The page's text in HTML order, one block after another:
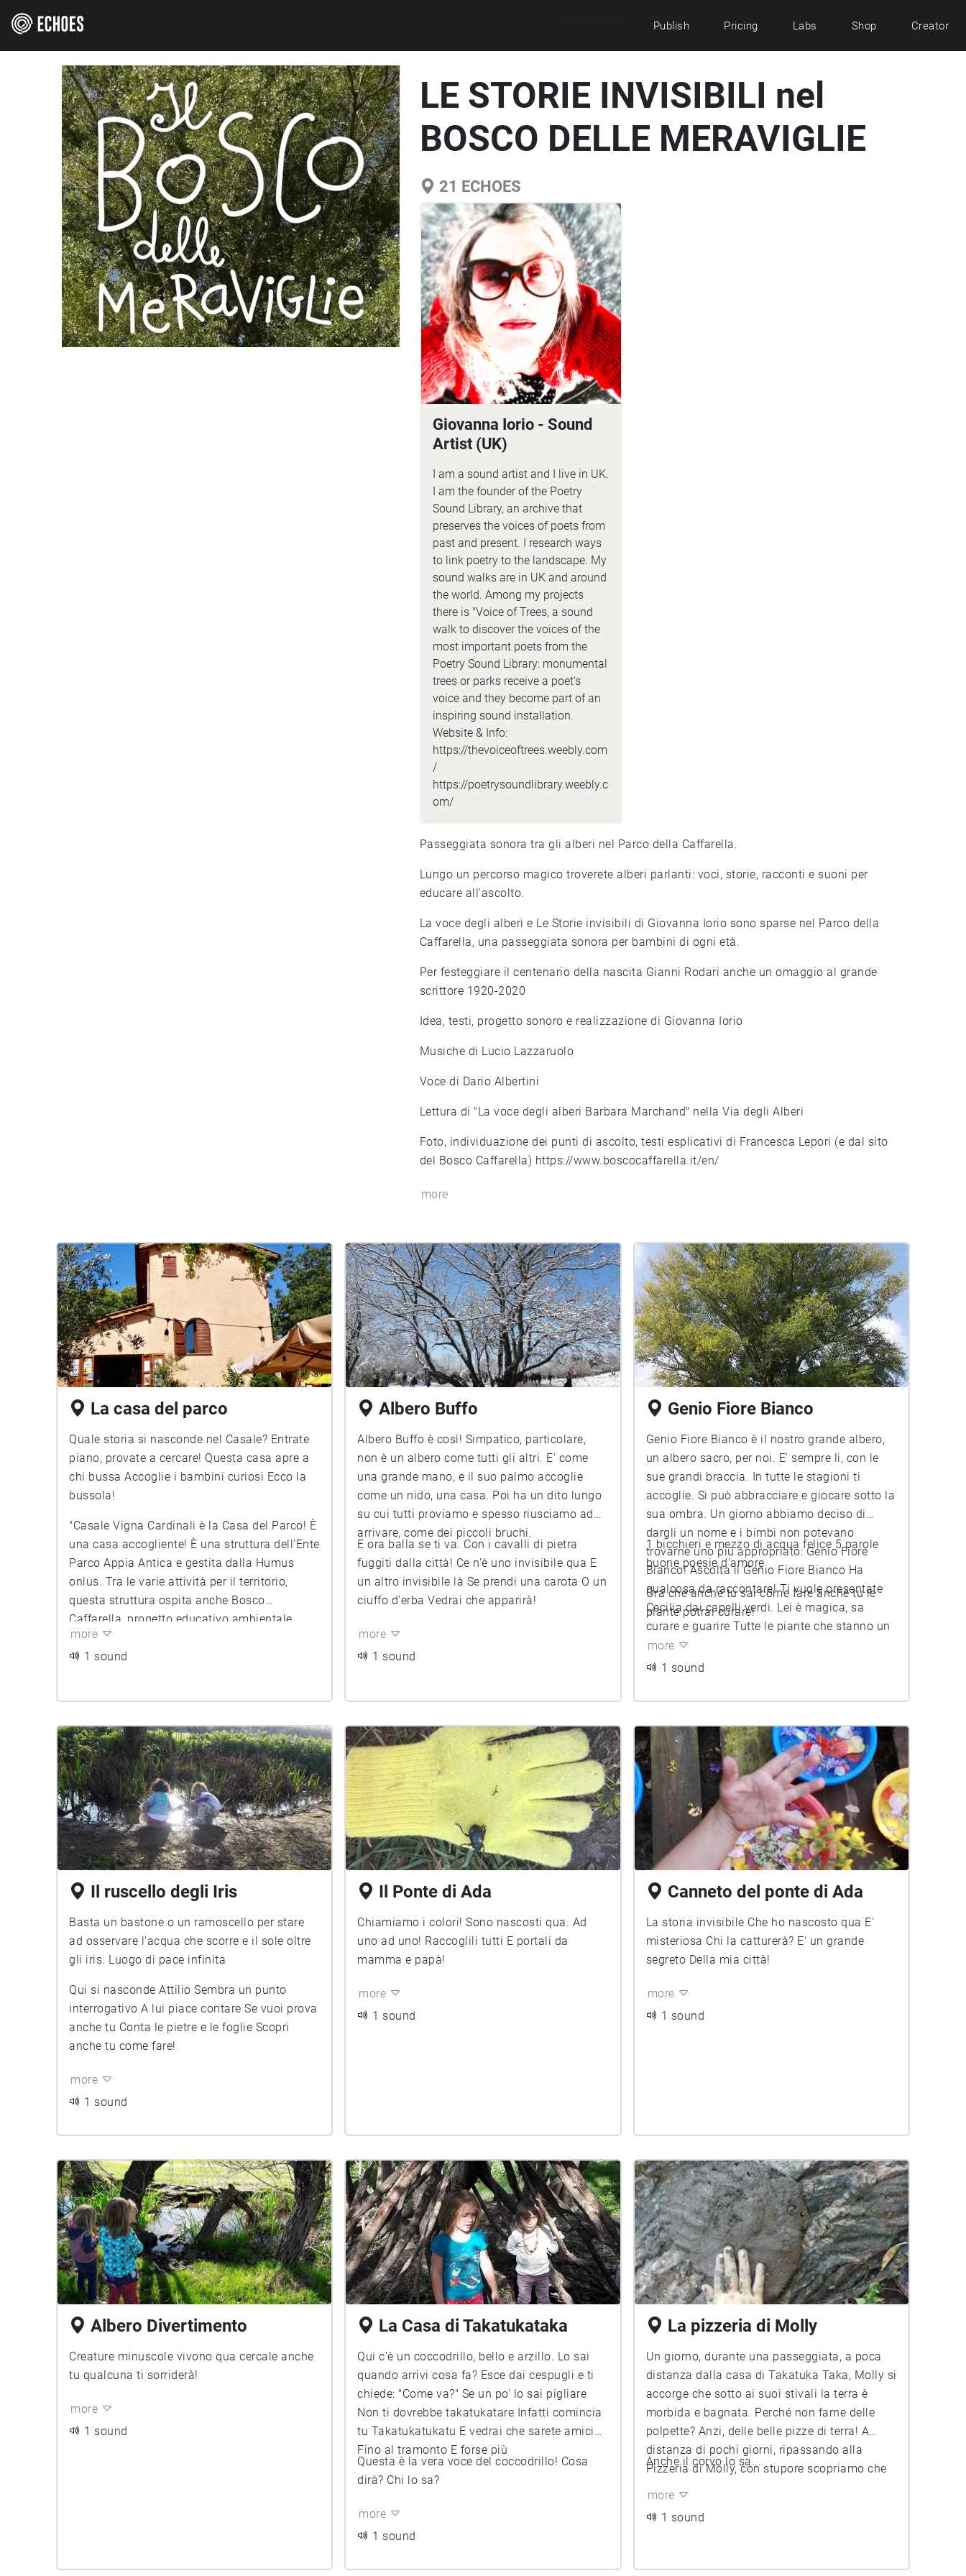
Publish Pricing Labs Shop Creator
LE STORIE INVISIBILI nel
BOSCO DELLE MERAVIGLIE
21 ECHOES
Giovanna Iorio - Sound
Artist (UK)
I am a sound artist and I live in UK.
I am the founder of the Poetry
Sound Library, an archive that
preserves the voices of poets from
past and present. I research ways
to link poetry to the landscape. My
sound walks are in UK and around
the world. Among my projects
there is "Voice of Trees, a sound
walk to discover the voices of the
most important poets from the
Poetry Sound Library: monumental
trees or parks receive a poet's
voice and they become part of an
inspiring sound installation.
Website & Info:
https://thevoiceoftrees.weebly.com
/
https://poetrysoundlibrary.weebly.c
om/
Passeggiata sonora tra gli alberi nel Parco della Caffarella.
Lungo un percorso magico troverete alberi parlanti: voci, storie, racconti e suoni per
educare all'ascolto.
La voce degli alberi e Le Storie invisibili di Giovanna Iorio sono sparse nel Parco della
Caffarella, una passeggiata sonora per bambini di ogni età.
Per festeggiare il centenario della nascita Gianni Rodari anche un omaggio al grande
scrittore 1920-2020
Idea, testi, progetto sonoro e realizzazione di Giovanna Iorio
Musiche di Lucio Lazzaruolo
Voce di Dario Albertini
Lettura di "La voce degli alberi Barbara Marchand" nella Via degli Alberi
Foto, individuazione dei punti di ascolto, testi esplicativi di Francesca Lepori (e dal sito
del Bosco Caffarella) https://www.boscocaffarella.it/en/
more
La casa del parco
Quale storia si nasconde nel Casale? Entrate
piano, provate a cercare! Questa casa apre a
chi bussa Accoglie i bambini curiosi Ecco la
bussola!
"Casale Vigna Cardinali è la Casa del Parco! È
una casa accogliente! È una struttura dell'Ente
Parco Appia Antica e gestita dalla Humus
onlus. Tra le varie attività per il territorio,
questa struttura ospita anche Bosco
Caffarella, progetto educativo ambientale
outdoor per bambini e bambine dai 3 ai 6
anni.
more
1 sound
Albero Buffo
Albero Buffo è così! Simpatico, particolare,
non è un albero come tutti gli altri. E' come
una grande mano, e il suo palmo accoglie
come un nido, una casa. Poi ha un dito lungo
su cui tutti proviamo e spesso riusciamo ad
arrivare, come dei piccoli bruchi.
E ora balla se ti va. Con i cavalli di pietra
fuggiti dalla città! Ce n'è uno invisibile qua E
un altro invisibile là Se prendi una carota O un
ciuffo d'erba Vedrai che apparirà!
more
1 sound
Genio Fiore Bianco
Genio Fiore Bianco è il nostro grande albero,
un albero sacro, per noi. E' sempre li, con le
sue grandi braccia. In tutte le stagioni ti
accoglie. Si può abbracciare e giocare sotto la
sua ombra. Un giorno abbiamo deciso di
dargli un nome e i bimbi non potevano
trovarne uno più appropriato: Genio Fiore
Bianco! Ascolta il Genio Fiore Bianco Ha
qualcosa da raccontare! Ti vuole presentate
Cecilia dai capelli verdi. Lei è magica, sa
curare e guarire Tutte le piante che stanno un
po' male. Vieni ad ascoltare come fa. Un
segreto per tutti. Eccolo qua:
1 bicchieri e mezzo di acqua felice 5 parole
buone poesie d'amore
Ora che anche tu sai come fare anche tu le
piante potrai curare!
more
1 sound
Il ruscello degli Iris
Basta un bastone o un ramoscello per stare
ad osservare l'acqua che scorre e il sole oltre
gli iris. Luogo di pace infinita
Qui si nasconde Attilio Sembra un punto
interrogativo A lui piace contare Se vuoi prova
anche tu Conta le pietre e le foglie Scopri
anche tu come fare!
more
1 sound
Il Ponte di Ada
Chiamiamo i colori! Sono nascosti qua. Ad
uno ad uno! Raccoglili tutti E portali da
mamma e papà!
more
1 sound
Canneto del ponte di Ada
La storia invisibile Che ho nascosto qua E'
misteriosa Chi la catturerà? E' un grande
segreto Della mia città!
more
1 sound
Albero Divertimento
Creature minuscole vivono qua cercale anche
tu qualcuna ti sorriderà!
more
1 sound
La Casa di Takatukataka
Qui c'è un coccodrillo, bello e arzillo. Lo sai
quando arrivi cosa fa? Esce dai cespugli e ti
chiede: "Come va?" Se un po' lo sai pigliare
Non ti dovrebbe takatukatare Infatti comincia
tu Takatukatukatu E vedrai che sarete amici
Fino al tramonto E forse più
Questa è la vera voce del coccodrillo! Cosa
dirà? Chi lo sa?
more
1 sound
La pizzeria di Molly
Un giorno, durante una passeggiata, a poca
distanza dalla casa di Takatuka Taka, Molly si
accorge che sotto ai suoi stivali la terra è
morbida e bagnata. Perché non farne delle
polpette? Anzi, delle belle pizze di terra! A
distanza di pochi giorni, ripassando alla
Pizzeria di Molly, con stupore scopriamo che
la pizza ci ha donato dei bellissimi fili d'erba!
Anche il corvo lo sa...
more
1 sound